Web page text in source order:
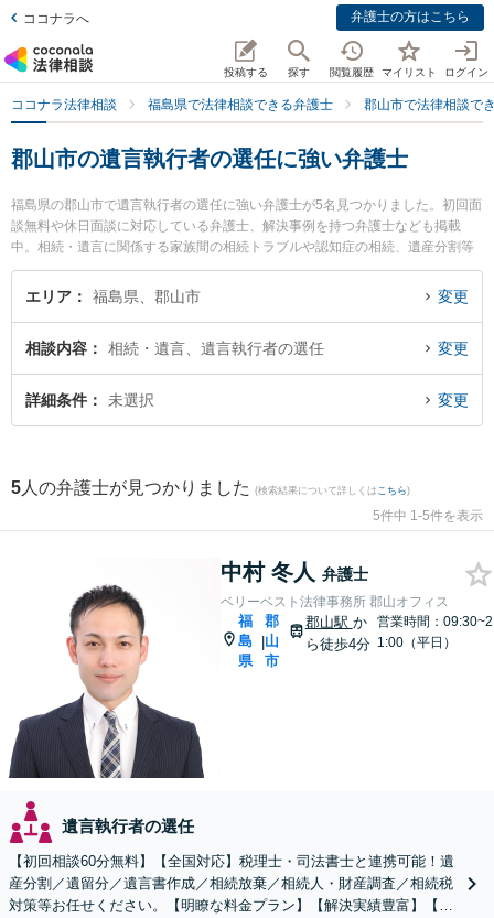
ココナラへ 弁護士の方はこちら
投稿する 探す 閲覧履歴 マイリスト ログイン
ココナラ法律相談 福島県で法律相談できる弁護士 郡山市で法律相談で
郡山市の遺言執行者の選任に強い弁護士
福島県の郡山市で遺言執行者の選任に強い弁護士が5名見つかりました。初回面
談無料や休日面談に対応している弁護士、解決事例を持つ弁護士なども掲載
中。相続・遺言に関係する家族間の相続トラブルや認知症の相続、遺産分割等
の細かな分野での絞り込み検索もでき便利です。特にベリーベスト法律事務所
郡山オフィスの中村 冬人弁護士や令法律事務所の吉田 尚志弁護士、弁護士法人
のトラブルを今すぐに弁護士に相談したい』『遺言執行者の選任のトラブル解
決の実績豊富な近くの弁護士を検索したい』『初回相談無料で遺言執行者の選
任を法律相談できる郡山市内の弁護士に相談予約したい』などでお困りの相談
エリア 福島県、郡山市 変更
相談内容 相続・遺言、遺言執行者の選任 変更
詳細条件 未選択 変更
5 人の弁護士が見つかりました (検索結果について詳しくは こちら)
5件中 1-5件を表示
中村 冬人 弁護士
ベリーベスト法律事務所 郡山オフィス
福
島
県
|
郡
山
市
郡山駅 か
ら徒歩4分
営業時間：09:30~2
1:00（平日）
遺言執行者の選任
【初回相談60分無料】【全国対応】税理士・司法書士と連携可能！遺
産分割／遺留分／遺言書作成／相続放棄／相続人・財産調査／相続税
対策等お任せください。【明瞭な料金プラン】【解決実績豊富】【電